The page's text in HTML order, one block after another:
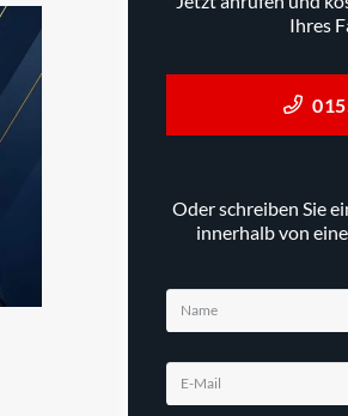
Ihres
Oder schreiben Sie
innerhalb von